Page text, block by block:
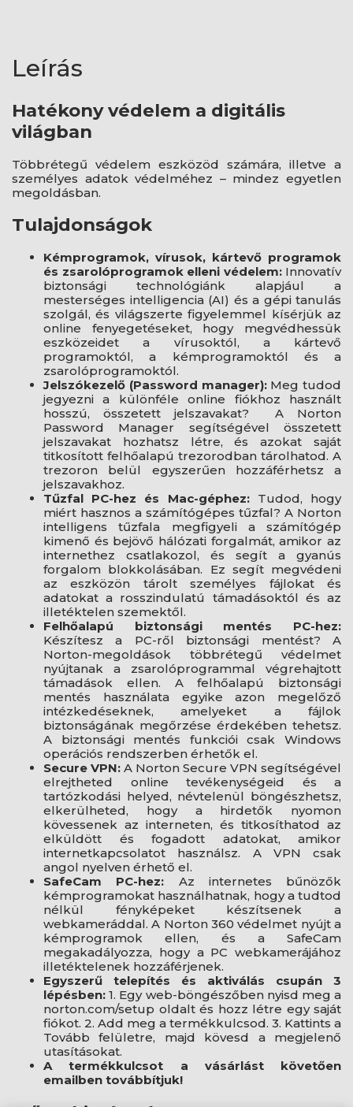
Leírás
Hatékony védelem a digitális
világban
Többrétegű védelem eszközöd számára, illetve a
személyes adatok védelméhez – mindez egyetlen
megoldásban.
Tulajdonságok
Kémprogramok, vírusok, kártevő programok
és zsarolóprogramok elleni védelem:Innovatív
biztonsági technológiánk alapjául a
mesterséges intelligencia (AI) és a gépi tanulás
szolgál, és világszerte figyelemmel kísérjük az
online fenyegetéseket, hogy megvédhessük
eszközeidet a vírusoktól, a kártevő
programoktól, a kémprogramoktól és a
zsarolóprogramoktól.
Jelszókezelő (Password manager):Meg tudod
jegyezni a különféle online fiókhoz használt
hosszú, összetett jelszavakat? A Norton
Password Manager segítségével összetett
jelszavakat hozhatsz létre, és azokat saját
titkosított felhőalapú trezorodban tárolhatod. A
trezoron belül egyszerűen hozzáférhetsz a
jelszavakhoz.
Tűzfal PC-hez és Mac-géphez:Tudod, hogy
miért hasznos a számítógépes tűzfal? A Norton
intelligens tűzfala megfigyeli a számítógép
kimenő és bejövő hálózati forgalmát, amikor az
internethez csatlakozol, és segít a gyanús
forgalom blokkolásában. Ez segít megvédeni
az eszközön tárolt személyes fájlokat és
adatokat a rosszindulatú támadásoktól és az
illetéktelen szemektől.
Felhőalapú biztonsági mentés PC-hez:
Készítesz a PC-ről biztonsági mentést? A
Norton-megoldások többrétegű védelmet
nyújtanak a zsarolóprogrammal végrehajtott
támadások ellen. A felhőalapú biztonsági
mentés használata egyike azon megelőző
intézkedéseknek, amelyeket a fájlok
biztonságának megőrzése érdekében tehetsz.
A biztonsági mentés funkciói csak Windows
operációs rendszerben érhetők el.
Secure VPN: A Norton Secure VPN segítségével
elrejtheted online tevékenységeid és a
tartózkodási helyed, névtelenül böngészhetsz,
elkerülheted, hogy a hirdetők nyomon
kövessenek az interneten, és titkosíthatod az
elküldött és fogadott adatokat, amikor
internetkapcsolatot használsz. A VPN csak
angol nyelven érhető el.
SafeCam PC-hez: Az internetes bűnözők
kémprogramokat használhatnak, hogy a tudtod
nélkül fényképeket készítsenek a
webkameráddal. A Norton 360 védelmet nyújt a
kémprogramok ellen, és a SafeCam
megakadályozza, hogy a PC webkamerájához
illetéktelenek hozzáférjenek.
Egyszerű telepítés és aktiválás csupán 3
lépésben: 1. Egy web-böngészőben nyisd meg a
norton.com/setup oldalt és hozz létre egy saját
fiókot. 2. Add meg a termékkulcsod. 3. Kattints a
Tovább felületre, majd kövesd a megjelenő
utasításokat.
A termékkulcsot a vásárlást követően
emailben továbbítjuk!